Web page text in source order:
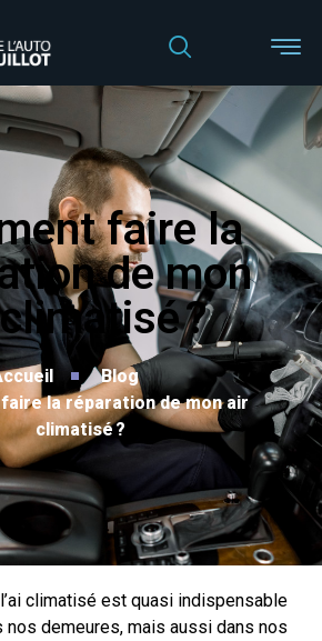
faire la
de mon
?
Blog
la réparation de mon air
climatisé ?
climatisé est quasi indispensable
nos demeures, mais aussi dans nos